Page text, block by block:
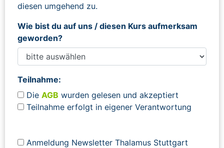
diesen umgehend zu.
Wie bist du auf uns / diesen Kurs aufmerksam
geworden?
Teilnahme:
Die AGB wurden gelesen und akzeptiert
Teilnahme erfolgt in eigener Verantwortung
Anmeldung Newsletter Thalamus Stuttgart